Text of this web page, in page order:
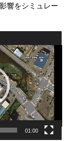
響をシミュレー
01:00